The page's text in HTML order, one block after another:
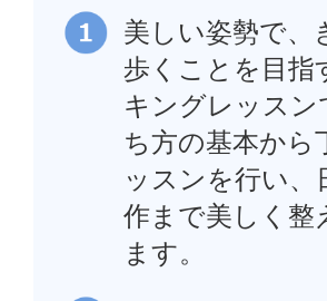
美しい姿勢で、
歩くことを目指
キングレッスン
ち方の基本から
ッスンを行い、
作まで美しく整
ます。